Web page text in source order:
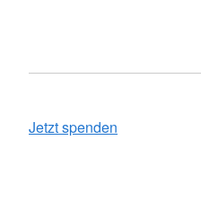
Jetzt spenden